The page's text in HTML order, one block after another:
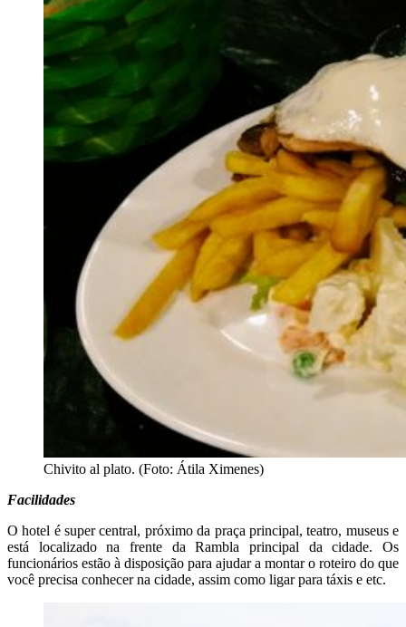
Chivito al plato. (Foto: Átila Ximenes)
Facilidades
O hotel é super central, próximo da praça principal, teatro, museus e
está localizado na frente da Rambla principal da cidade. Os
funcionários estão à disposição para ajudar a montar o roteiro do que
você precisa conhecer na cidade, assim como ligar para táxis e etc.